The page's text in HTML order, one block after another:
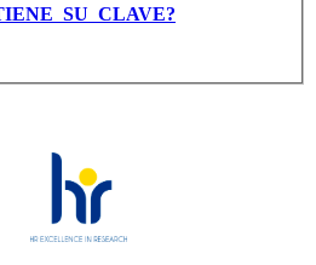
SU CLAVE?